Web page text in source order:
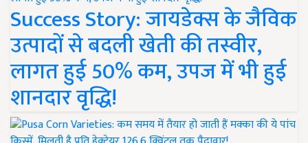
Success Story: जायडेक्स के जैविक
उत्पादों से बदली खेती की तस्वीर,
लागत हुई 50% कम, उपज में भी हुई
शानदार वृद्धि!